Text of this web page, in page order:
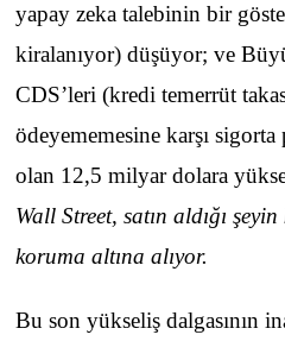
yapay zeka talebinin bir
kiralanıyor) düşüyor; ve
CDS’leri (kredi temerrüt
ödeyememesine karşı
olan 12,5 milyar dolara
Wall Street, satın aldığı
koruma altına alıyor.
Bu son yükseliş dalgasının